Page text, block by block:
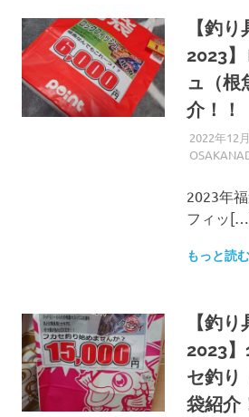
【釣
2023
ュ（根
介！！
2022年12
2023年
フィッ
もっと読む
【釣
2023
セ釣り
袋紹介